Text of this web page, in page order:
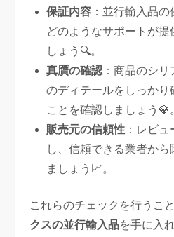
保証内容 ：並行輸入品の
どのようなサポートが提
しょう🔍。
真贋の確認 ：商品のシ
のディテールをしっかり
ことを確認しましょう💎
販売元の信頼性 ：レビ
し、信頼できる業者か
ましょう📈。
これらのチェックを行うこ
クスの並行輸入品を手に入